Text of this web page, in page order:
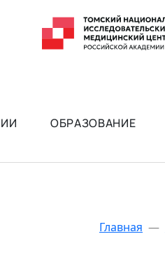
ОБРАЗОВАНИЕ
Главная —